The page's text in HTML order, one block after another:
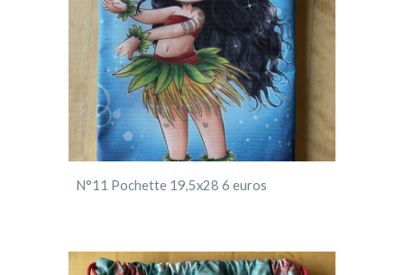
N°11 Pochette 19,5x28 6 euros